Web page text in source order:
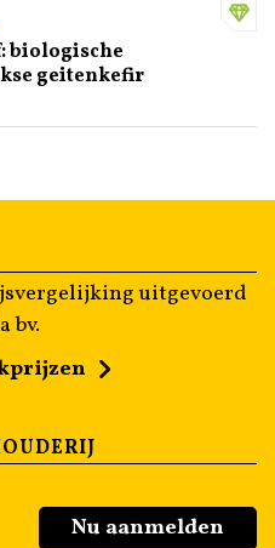
biologische
geitenkefir
uitgevoerd
bv.
Nu aanmelden